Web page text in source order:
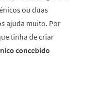
ou duas
ajuda muito. Por
tinha de criar
concebido